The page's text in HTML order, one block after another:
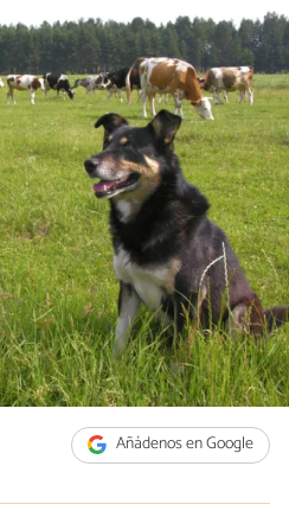
Añádenos en Google